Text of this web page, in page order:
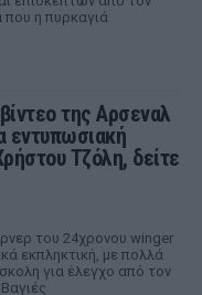
που η πυρκαγιά
της Αρσεναλ
εντυπωσιακή
Τζόλη, δείτε
του 24χρονου winger
εκπληκτική, με πολλά
για έλεγχο από τον